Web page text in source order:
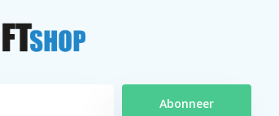
Abonneer